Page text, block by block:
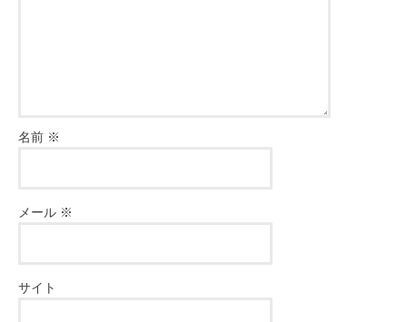
名前 ※
メール ※
サイト